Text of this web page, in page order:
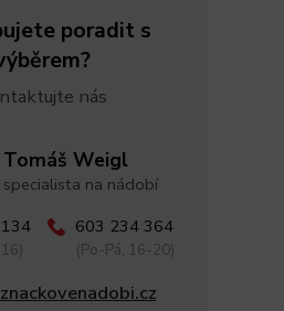
poradit s
nás
Tomáš Weigl
specialista na nádobí
603 234 364
(Po-Pá, 16-20)